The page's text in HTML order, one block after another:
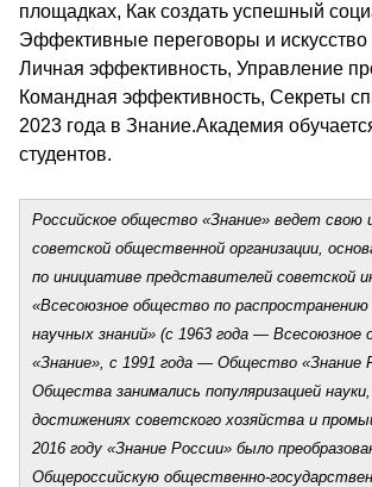
площадках, Как создать успешный
Эффективные переговоры и искусство
Личная эффективность, Управление
Командная эффективность, Секреты
2023 года в Знание.Академия
студентов.
Российское общество «Знание» ведет
советской общественной организации,
по инициативе представителей советской
«Всесоюзное общество по распространению
научных знаний» (с 1963 года — Всесоюзное
«Знание», с 1991 года — Общество «Знание
Общества занимались популяризацией
достижениях советского хозяйства и
2016 году «Знание России» было
Общероссийскую общественно-